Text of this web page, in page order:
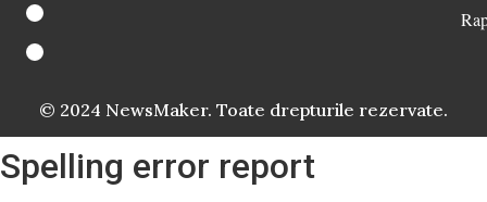
© 2024 NewsMaker. Toate drepturile rezervate.
Spelling error report